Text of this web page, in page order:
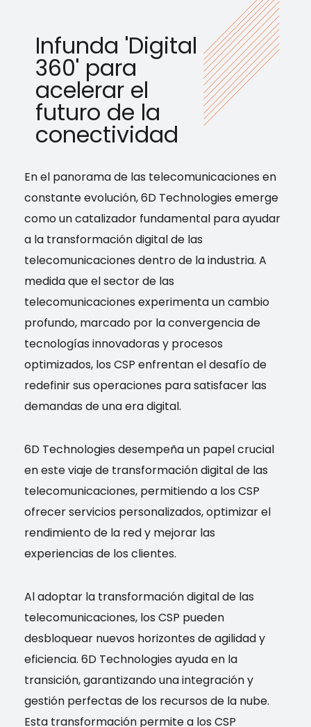
Infunda 'Digital
360' para
acelerar el
futuro de la
conectividad
En el panorama de las telecomunicaciones en
constante evolución, 6D Technologies emerge
como un catalizador fundamental para ayudar
a la transformación digital de las
telecomunicaciones dentro de la industria. A
medida que el sector de las
telecomunicaciones experimenta un cambio
profundo, marcado por la convergencia de
tecnologías innovadoras y procesos
optimizados, los CSP enfrentan el desafío de
redefinir sus operaciones para satisfacer las
demandas de una era digital.
6D Technologies desempeña un papel crucial
en este viaje de transformación digital de las
telecomunicaciones, permitiendo a los CSP
ofrecer servicios personalizados, optimizar el
rendimiento de la red y mejorar las
experiencias de los clientes.
Al adoptar la transformación digital de las
telecomunicaciones, los CSP pueden
desbloquear nuevos horizontes de agilidad y
eficiencia. 6D Technologies ayuda en la
transición, garantizando una integración y
gestión perfectas de los recursos de la nube.
Esta transformación permite a los CSP